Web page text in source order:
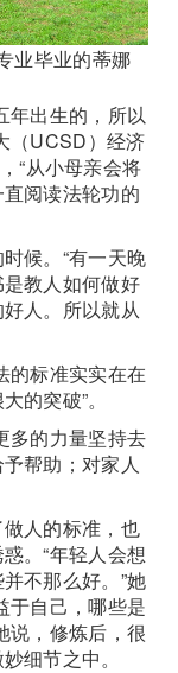
业毕业的蒂娜
年出生的，所以
（UCSD）经济
“从小母亲会将
阅读法轮功的
候。“有一天晚
教人如何做好
人。所以就从
的标准实实在在
的突破”。
多的力量坚持去
帮助；对家人
做人的标准，也
。“年轻人会想
不那么好。”她
于自己，哪些是
说，修炼后，很
细节之中。